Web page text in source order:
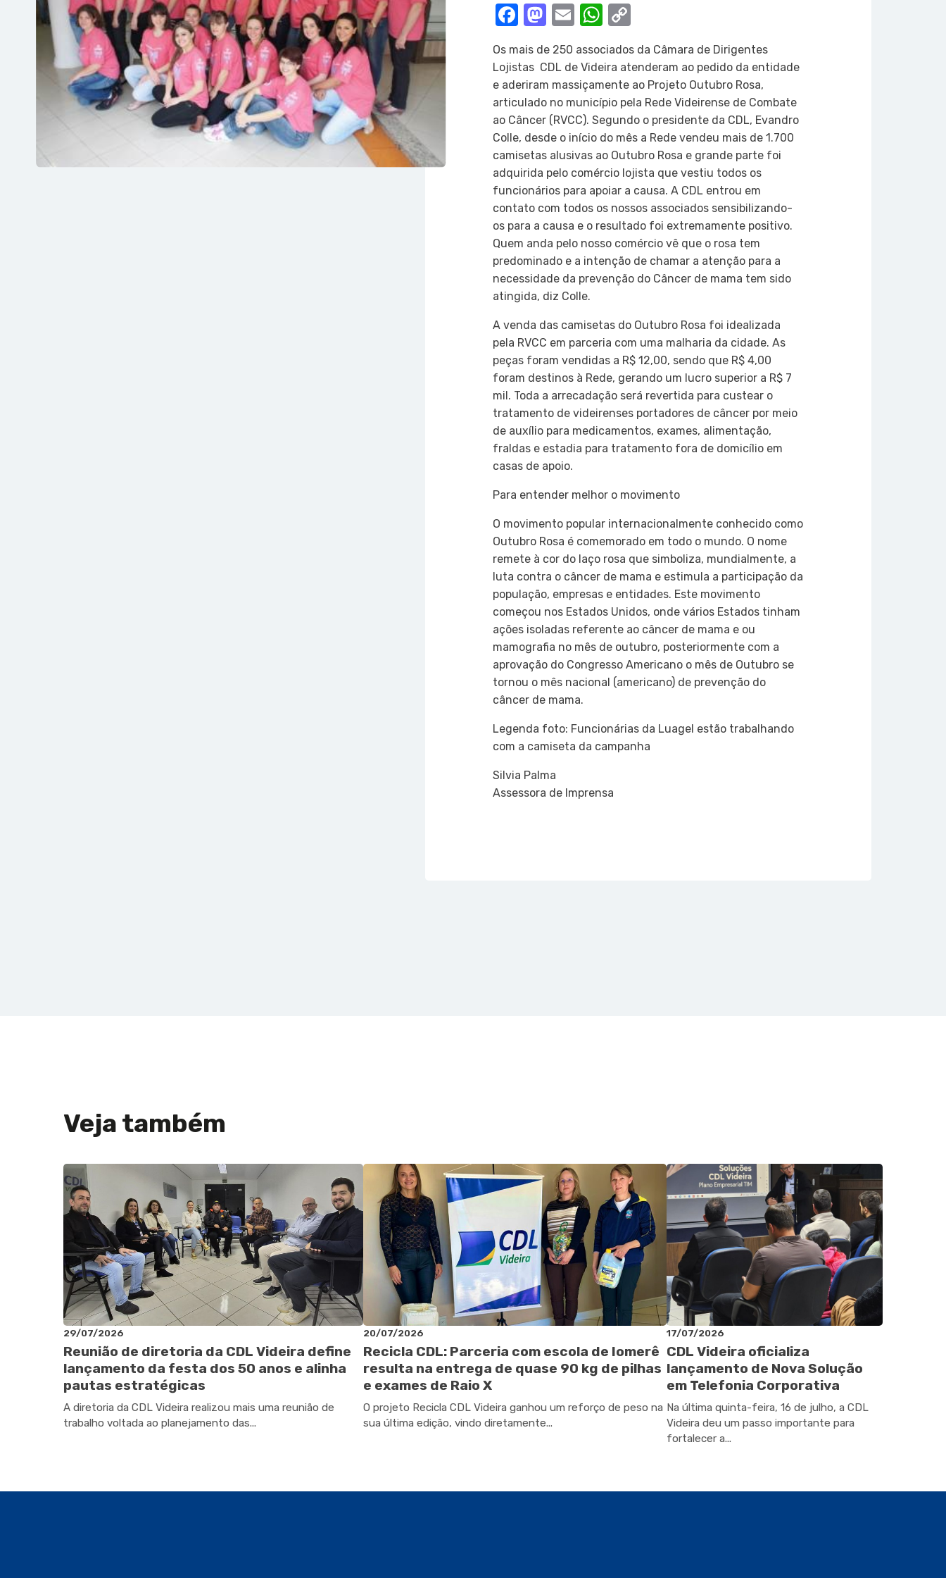
Facebook
Mastodon
EmailWhatsApp
Copy
Os mais de 250 associados da Câmara de Dirigentes
Lojistas  CDL de Videira atenderam ao pedido da entidade
e aderiram massiçamente ao Projeto Outubro Rosa,
articulado no município pela Rede Videirense de Combate
ao Câncer (RVCC). Segundo o presidente da CDL, Evandro
Colle, desde o início do mês a Rede vendeu mais de 1.700
camisetas alusivas ao Outubro Rosa e grande parte foi
adquirida pelo comércio lojista que vestiu todos os
funcionários para apoiar a causa. A CDL entrou em
contato com todos os nossos associados sensibilizando-
os para a causa e o resultado foi extremamente positivo.
Quem anda pelo nosso comércio vê que o rosa tem
predominado e a intenção de chamar a atenção para a
necessidade da prevenção do Câncer de mama tem sido
atingida, diz Colle.
A venda das camisetas do Outubro Rosa foi idealizada
pela RVCC em parceria com uma malharia da cidade. As
peças foram vendidas a R$ 12,00, sendo que R$ 4,00
foram destinos à Rede, gerando um lucro superior a R$ 7
mil. Toda a arrecadação será revertida para custear o
tratamento de videirenses portadores de câncer por meio
de auxílio para medicamentos, exames, alimentação,
fraldas e estadia para tratamento fora de domicílio em
casas de apoio.
Para entender melhor o movimento
O movimento popular internacionalmente conhecido como
Outubro Rosa é comemorado em todo o mundo. O nome
remete à cor do laço rosa que simboliza, mundialmente, a
luta contra o câncer de mama e estimula a participação da
população, empresas e entidades. Este movimento
começou nos Estados Unidos, onde vários Estados tinham
ações isoladas referente ao câncer de mama e ou
mamografia no mês de outubro, posteriormente com a
aprovação do Congresso Americano o mês de Outubro se
tornou o mês nacional (americano) de prevenção do
câncer de mama.
Legenda foto: Funcionárias da Luagel estão trabalhando
com a camiseta da campanha
Silvia Palma
Assessora de Imprensa
Veja também
29/07/2026
Reunião de diretoria da CDL Videira define
lançamento da festa dos 50 anos e alinha
pautas estratégicas
A diretoria da CDL Videira realizou mais uma reunião de
trabalho voltada ao planejamento das...
20/07/2026
Recicla CDL: Parceria com escola de Iomerê
resulta na entrega de quase 90 kg de pilhas
e exames de Raio X
O projeto Recicla CDL Videira ganhou um reforço de peso na
sua última edição, vindo diretamente...
17/07/2026
CDL Videira oficializa
lançamento de Nova Solução
em Telefonia Corporativa
Na última quinta-feira, 16 de julho, a CDL
Videira deu um passo importante para
fortalecer a...